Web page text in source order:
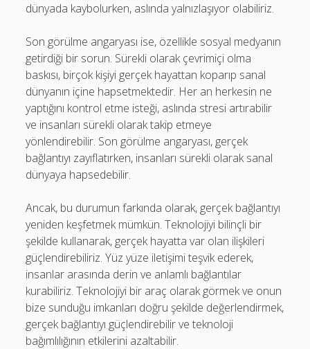
dünyada kaybolurken, aslında yalnızlaşıyor olabiliriz.
Son görülme angaryası ise, özellikle sosyal medyanın
getirdiği bir sorun. Sürekli olarak çevrimiçi olma
baskısı, birçok kişiyi gerçek hayattan koparıp sanal
dünyanın içine hapsetmektedir. Her an herkesin ne
yaptığını kontrol etme isteği, aslında stresi artırabilir
ve insanları sürekli olarak takip etmeye
yönlendirebilir. Son görülme angaryası, gerçek
bağlantıyı zayıflatırken, insanları sürekli olarak sanal
dünyaya hapsedebilir.
Ancak, bu durumun farkında olarak, gerçek bağlantıyı
yeniden keşfetmek mümkün. Teknolojiyi bilinçli bir
şekilde kullanarak, gerçek hayatta var olan ilişkileri
güçlendirebiliriz. Yüz yüze iletişimi teşvik ederek,
insanlar arasında derin ve anlamlı bağlantılar
kurabiliriz. Teknolojiyi bir araç olarak görmek ve onun
bize sunduğu imkanları doğru şekilde değerlendirmek,
gerçek bağlantıyı güçlendirebilir ve teknoloji
bağımlılığının etkilerini azaltabilir.